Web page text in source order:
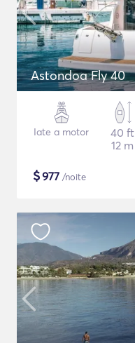
Astondoa Fly 40
Iate a motor
40 ft
12 m
$977 /noite